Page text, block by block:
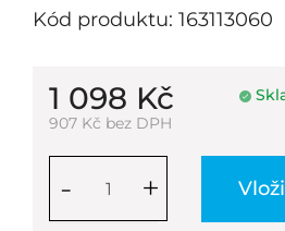
Kód produktu: 163113060
1 098 Kč
907 Kč bez DPH
+
-